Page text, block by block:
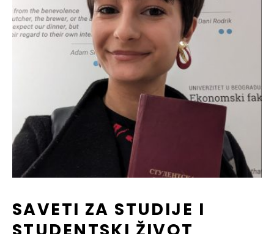
SAVETI ZA STUDIJE I